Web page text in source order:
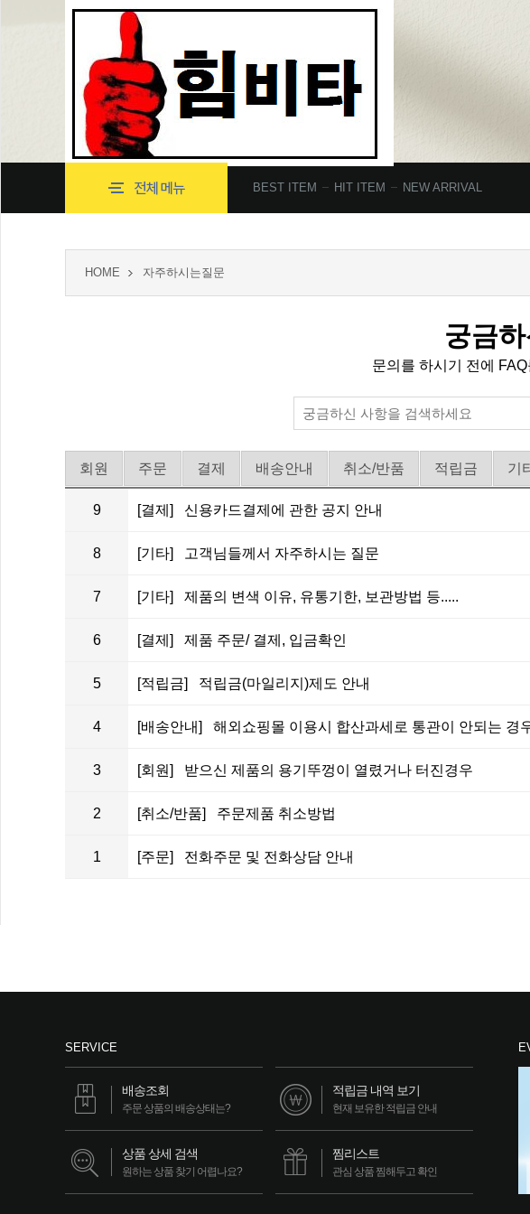
BEST ITEM HIT ITEM NEW ARRIVAL
HOME 자주하시는질문
궁금
문의를 하시기 전에
회원 주문 결제 배송안내 취소/반품 적립금 기
9 [결제] 신용카드결제에 관한 공지 안내
8 [기타] 고객님들께서 자주하시는 질문
7 [기타] 제품의 변색 이유, 유통기한, 보관방법 등.....
6 [결제] 제품 주문/ 결제, 입금확인
5 [적립금] 적립금(마일리지)제도 안내
4 [배송안내] 해외쇼핑몰 이용시 합산과세로 통관이 안되는 경
3 [회원] 받으신 제품의 용기뚜껑이 열렸거나 터진경우
2 [취소/반품] 주문제품 취소방법
1 [주문] 전화주문 및 전화상담 안내
SERVICE
배송조회
주문 상품의 배송상태는?
적립금 내역 보기
현재 보유한 적립금 안내
상품 상세 검색
원하는 상품 찾기 어렵나요?
찜리스트
관심 상품 찜해두고 확인